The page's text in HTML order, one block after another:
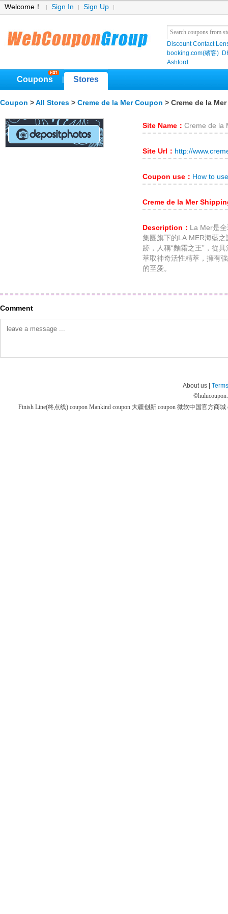
Welcome！ Sign In Sign Up
Discount Contact
booking.com(繽客)
Ashford
Coupons Stores
Coupon > All Stores > Creme de la Mer Coupon > Creme de la Mer
Site Name： Creme de la
Site Url： http://
Coupon use： How to
Creme de la Mer
Description： La Mer是
集團旗下的LA MER海藍
跡，人稱“麵霜之王”，從
萃取神奇活性精萃，擁有
的至愛。
Comment
About us |
©
Finish Line(终点线) coupon Mankind coupon 大疆创新 coupon 微软中国官方商城